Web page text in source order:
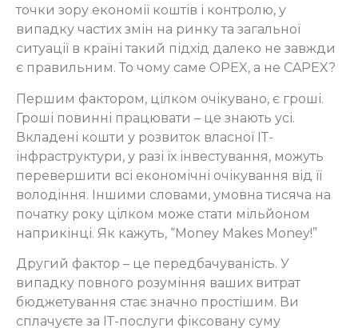
точки зору економії коштів і контролю, у
випадку частих змін на ринку та загальної
ситуації в країні такий підхід далеко не завжди
є правильним. То чому саме OPEX, а не CAPEX?
Першим фактором, цілком очікувано, є гроші.
Гроші повинні працювати – це знають усі.
Вкладені кошти у розвиток власної ІТ-
інфраструктури, у разі їх інвестування, можуть
перевершити всі економічні очікування від її
володіння. Іншими словами, умовна тисяча на
початку року цілком може стати мільйоном
наприкінці. Як кажуть, “Money Makes Money!”
Другий фактор – це передбачуваність. У
випадку повного розуміння ваших витрат
бюджетування стає значно простішим. Ви
сплачуєте за ІТ-послуги фіксовану суму